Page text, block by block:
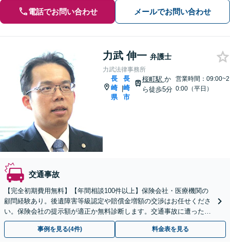
電話でお問い合わせ メールでお問い合わせ
力武 伸一 弁護士
力武法律事務所
長
崎
県
|
長
崎
市
桜町駅 か
ら徒歩5分
営業時間：09:00~2
0:00（平日）
交通事故
【完全初期費用無料】【年間相談100件以上】保険会社・医療機関の
顧問経験あり。後遺障害等級認定や賠償金増額の交渉はお任せくださ
い。保険会社の提示額が適正か無料診断します。交通事故に遭ったら
すぐにご連絡ください。
事例を見る(4件) 料金表を見る